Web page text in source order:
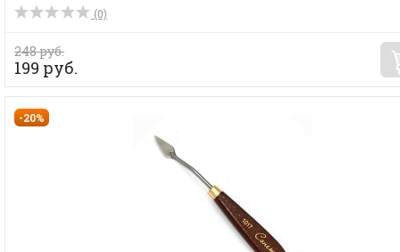
(0)
248 руб.
199 руб.
-20%